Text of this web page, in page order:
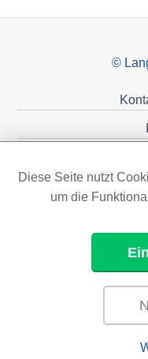
©
Diese Seite nutzt
um die